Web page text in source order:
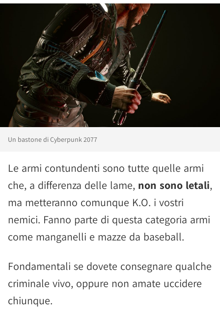
Un bastone di Cyberpunk 2077
Le armi contundenti sono tutte quelle armi
che, a differenza delle lame, non sono letali,
ma metteranno comunque K.O. i vostri
nemici. Fanno parte di questa categoria armi
come manganelli e mazze da baseball.
Fondamentali se dovete consegnare qualche
criminale vivo, oppure non amate uccidere
chiunque.